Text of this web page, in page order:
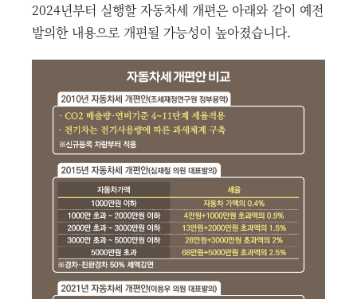
2024년부터 실행할 자동차세 개편은 아래와 같이 예전
발의한 내용으로 개편될 가능성이 높아졌습니다.